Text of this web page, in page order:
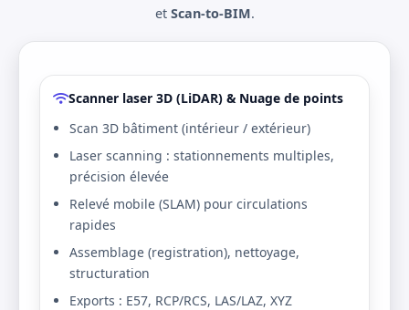
et Scan-to-BIM.
Scanner laser 3D (LiDAR) & Nuage de points
Scan 3D bâtiment (intérieur / extérieur)
Laser scanning : stationnements multiples,
précision élevée
Relevé mobile (SLAM) pour circulations
rapides
Assemblage (registration), nettoyage,
structuration
Exports : E57, RCP/RCS, LAS/LAZ, XYZ